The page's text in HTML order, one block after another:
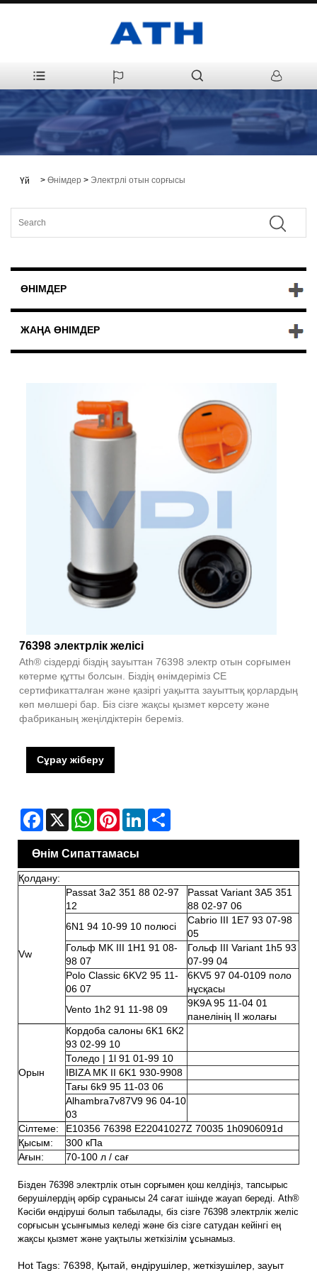
Үй > Өнімдер > Электрлі отын сорғысы
ӨНІМДЕР
ЖАҢА ӨНІМДЕР
76398 электрлік желісі
Ath® сіздерді біздің зауыттан 76398 электр отын сорғымен
көтерме құтты болсын. Біздің өнімдеріміз CE
сертификатталған және қазіргі уақытта зауыттық қорлардың
көп мөлшері бар. Біз сізге жақсы қызмет көрсету және
фабриканың жеңілдіктерін береміз.
Сұрау жіберу
Facebook
X WhatsAppPinterestLinkedIn
Өнім Сипаттамасы
Қолдану:
Vw
Passat 3a2 351 88 02-97
12
Passat Variant 3A5 351
88 02-97 06
6N1 94 10-99 10 полюсі
Cabrio III 1E7 93 07-98
05
Гольф MK III 1H1 91 08-
98 07
Гольф III Variant 1h5 93
07-99 04
Polo Classic 6KV2 95 11-
06 07
6KV5 97 04-0109 поло
нұсқасы
Vento 1h2 91 11-98 09
9K9A 95 11-04 01
панелінің II жолағы
Орын
Кордоба салоны 6K1 6K2
93 02-99 10
Толедо | 1l 91 01-99 10
IBIZA MK II 6K1 930-9908
Тағы 6k9 95 11-03 06
Alhambra7v87V9 96 04-10
03
Сілтеме:
E10356 76398 E22041027Z 70035 1h0906091d
Қысым:
300 кПа
Ағын:
70-100 л / сағ
Бізден 76398 электрлік отын сорғымен қош келдіңіз, тапсырыс
берушілердің әрбір сұранысы 24 сағат ішінде жауап береді. Ath®
Кәсіби өндіруші болып табылады, біз сізге 76398 электрлік желіс
сорғысын ұсынғымыз келеді және біз сізге сатудан кейінгі ең
жақсы қызмет және уақтылы жеткізілім ұсынамыз.
Hot Tags: 76398, Қытай, өндірушілер, жеткізушілер, зауыт